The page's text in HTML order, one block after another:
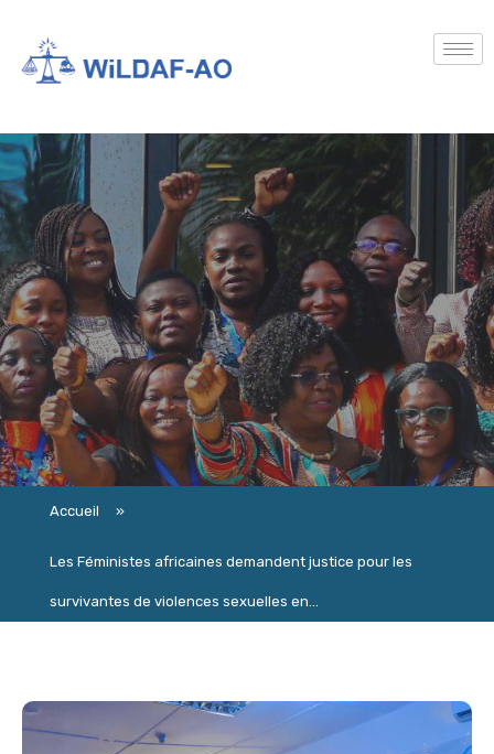
Accueil »
Les Féministes africaines demandent justice pour les
survivantes de violences sexuelles en...